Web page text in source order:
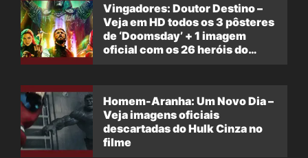
Vingadores: Doutor Destino –
Veja em HD todos os 3 pôsteres
de ‘Doomsday’ + 1 imagem
oficial com os 26 heróis do
Homem-Aranha: Um Novo Dia –
Veja imagens oficiais
descartadas do Hulk Cinza no
filme